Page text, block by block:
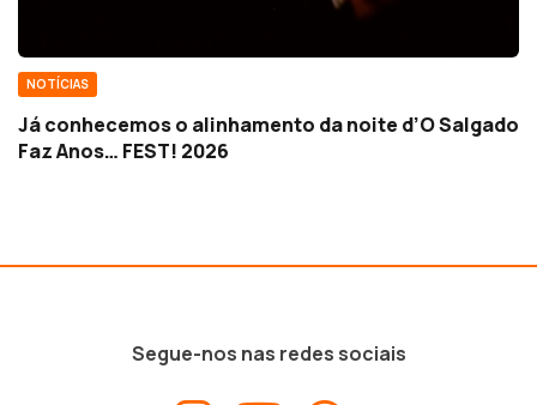
NOTÍCIAS
Já conhecemos o alinhamento da noite d’O Salgado
Faz Anos… FEST! 2026
Segue-nos nas redes sociais